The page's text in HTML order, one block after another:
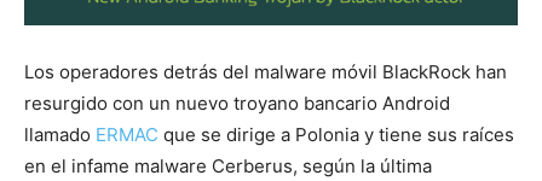
Los operadores detrás del malware móvil BlackRock han
resurgido con un nuevo troyano bancario Android
llamado ERMAC que se dirige a Polonia y tiene sus raíces
en el infame malware Cerberus, según la última